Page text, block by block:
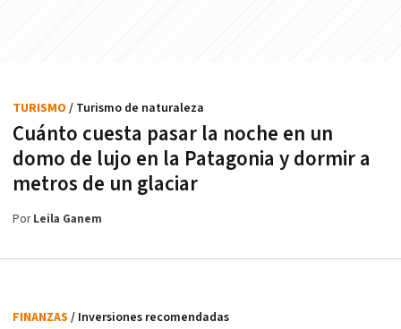
Cuánto cuesta pasar la noche en un
domo de lujo en la Patagonia y dormir a
metros de un glaciar
TURISMO / Turismo de naturaleza
PorLeila Ganem
FINANZAS / Inversiones recomendadas